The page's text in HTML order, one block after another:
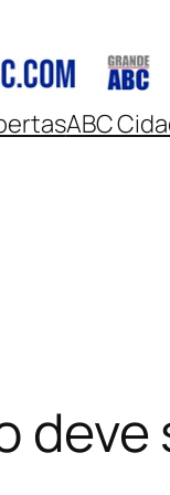
ABC